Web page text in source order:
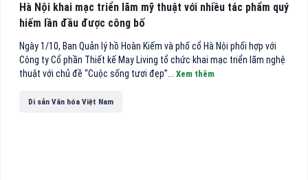
Hà Nội khai mạc triển lãm mỹ thuật với nhiều tác phẩm quý
hiếm lần đầu được công bố
Ngày 1/10, Ban Quản lý hồ Hoàn Kiếm và phố cổ Hà Nội phối hợp với
Công ty Cổ phần Thiết kế May Living tổ chức khai mạc triển lãm nghệ
thuật với chủ đề “Cuộc sống tươi đẹp”... Xem thêm
Di sản Văn hóa Việt Nam